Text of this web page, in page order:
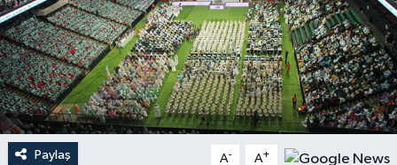
Paylaş A- A+
Ardahan Müftülüğü
Artvin Müftülüğü
Aydın Müftülüğü
Kudüs
Kurban
Mukabele
Hutbeler
DİYANET AKADEMİ
DİYANET GENÇLİK